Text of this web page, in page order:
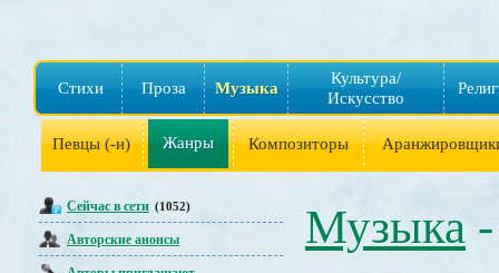
Стихи Проза Музыка
Культура/
Искусство
Певцы (-и) Жанры Композиторы
Сейчас в сети (1052)
Авторские анонсы Музыка